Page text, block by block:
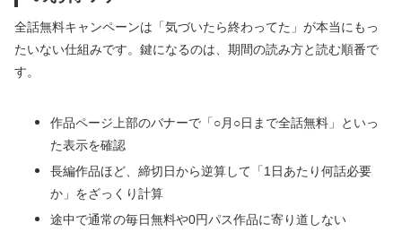
全話無料キャンペーンは「気づいたら終わってた」が本当にもっ
たいない仕組みです。鍵になるのは、期間の読み方と読む順番で
す。
作品ページ上部のバナーで「○月○日まで全話無料」といっ
た表示を確認
長編作品ほど、締切日から逆算して「1日あたり何話必要
か」をざっくり計算
途中で通常の毎日無料や0円パス作品に寄り道しない